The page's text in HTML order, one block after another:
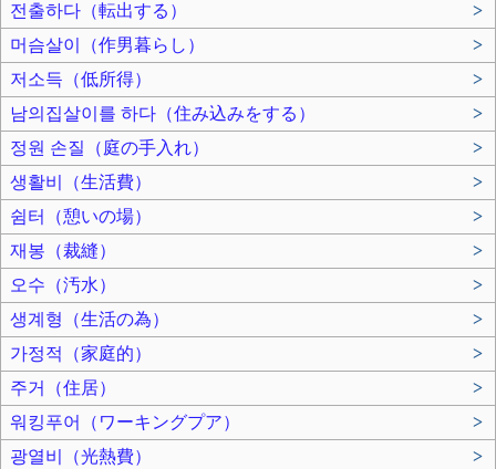
전출하다（転出する）
>
머슴살이（作男暮らし）
>
저소득（低所得）
>
남의집살이를 하다（住み込みをする）
>
정원 손질（庭の手入れ）
>
생활비（生活費）
>
쉼터（憩いの場）
>
재봉（裁縫）
>
오수（汚水）
>
생계형（生活の為）
>
가정적（家庭的）
>
주거（住居）
>
워킹푸어（ワーキングプア）
>
광열비（光熱費）
>